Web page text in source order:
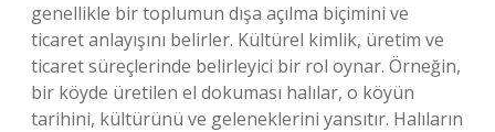
genellikle bir toplumun dışa açılma biçimini ve
ticaret anlayışını belirler. Kültürel kimlik, üretim ve
ticaret süreçlerinde belirleyici bir rol oynar. Örneğin,
bir köyde üretilen el dokuması halılar, o köyün
tarihini, kültürünü ve geleneklerini yansıtır. Halıların